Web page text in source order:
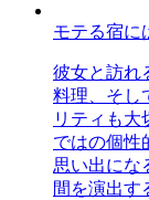
モテる宿に
彼女と訪れ
料理、そし
リティも大
ではの個性
思い出にな
間を演出す